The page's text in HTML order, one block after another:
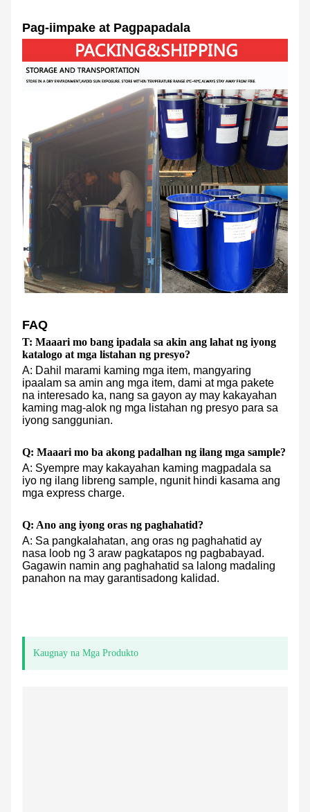
Pag-iimpake at Pagpapadala
FAQ
T: Maaari mo bang ipadala sa akin ang lahat ng iyong
katalogo at mga listahan ng presyo?
A: Dahil marami kaming mga item, mangyaring
ipaalam sa amin ang mga item, dami at mga pakete
na interesado ka, nang sa gayon ay may kakayahan
kaming mag-alok ng mga listahan ng presyo para sa
iyong sanggunian.
Q: Maaari mo ba akong padalhan ng ilang mga sample?
A: Syempre may kakayahan kaming magpadala sa
iyo ng ilang libreng sample, ngunit hindi kasama ang
mga express charge.
Q: Ano ang iyong oras ng paghahatid?
A: Sa pangkalahatan, ang oras ng paghahatid ay
nasa loob ng 3 araw pagkatapos ng pagbabayad.
Gagawin namin ang paghahatid sa lalong madaling
panahon na may garantisadong kalidad.
Kaugnay na Mga Produkto